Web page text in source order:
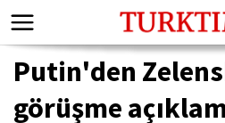
Putin'den
görüşme